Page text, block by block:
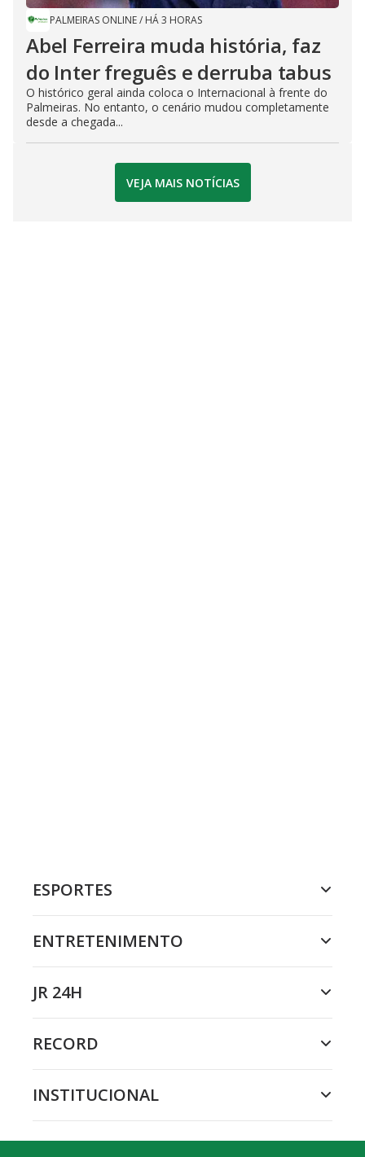
PALMEIRAS ONLINE/ HÁ 3 HORAS
Abel Ferreira muda história, faz
do Inter freguês e derruba tabus
O histórico geral ainda coloca o Internacional à frente do
Palmeiras. No entanto, o cenário mudou completamente
desde a chegada...
VEJA MAIS NOTÍCIAS
ESPORTES
ENTRETENIMENTO
JR 24H
RECORD
INSTITUCIONAL